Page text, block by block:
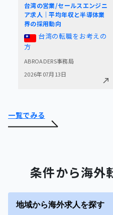
台湾の営業/セールスエンジニ
ア求人｜平均年収と半導体業
界の採用動向
台湾の転職をお考えの
方
ABROADERS事務局
2026年07月13日
一覧でみる
条件から海外
地域から海外求人を探す